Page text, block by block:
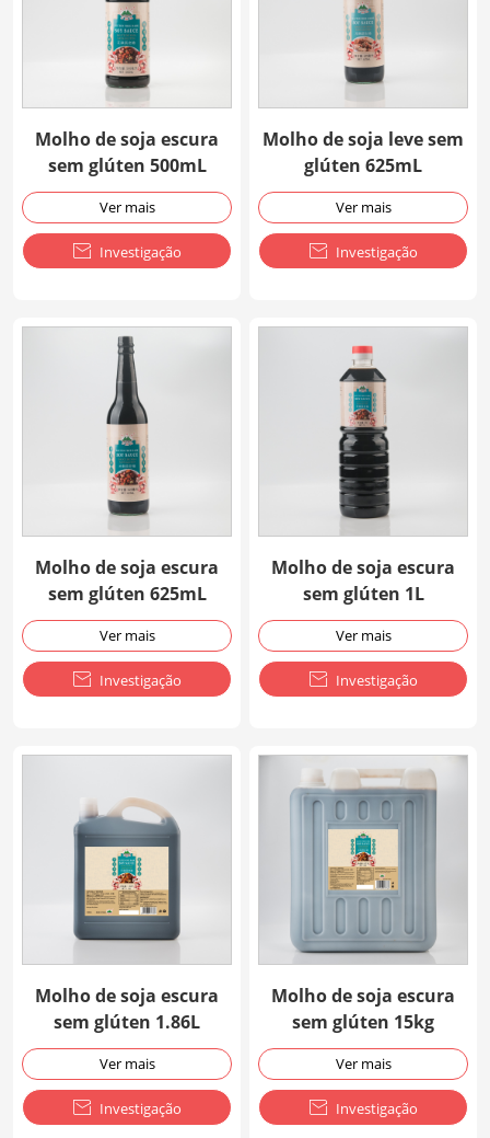
Molho de soja escura
sem glúten 500mL
Ver mais
 Investigação
Molho de soja leve sem
glúten 625mL
Ver mais
 Investigação
Molho de soja escura
sem glúten 625mL
Ver mais
 Investigação
Molho de soja escura
sem glúten 1L
Ver mais
 Investigação
Molho de soja escura
sem glúten 1.86L
Ver mais
 Investigação
Molho de soja escura
sem glúten 15kg
Ver mais
 Investigação